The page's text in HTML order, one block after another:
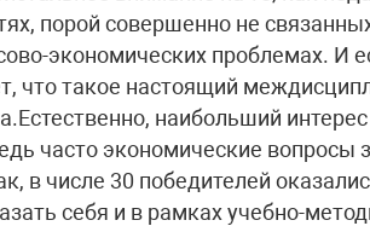
порой совершенно не
экономических проблемах. И
что такое настоящий
наибольший
часто экономические вопросы
в числе 30 победителей
себя и в рамках учебно-